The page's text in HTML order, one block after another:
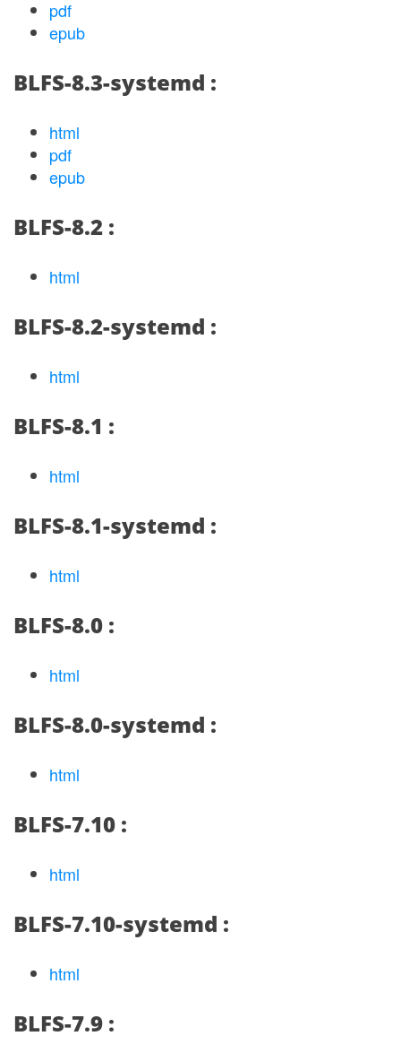
pdf
epub
BLFS-8.3-systemd :
html
pdf
epub
BLFS-8.2 :
html
BLFS-8.2-systemd :
html
BLFS-8.1 :
html
BLFS-8.1-systemd :
html
BLFS-8.0 :
html
BLFS-8.0-systemd :
html
BLFS-7.10 :
html
BLFS-7.10-systemd :
html
BLFS-7.9 :